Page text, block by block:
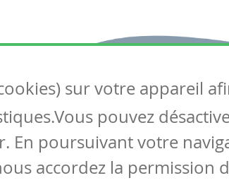
Suivez-nous
Contactez-nous
Soutien scolaire
sur votre appareil
pouvez
En poursuivant votre
accordez la permission